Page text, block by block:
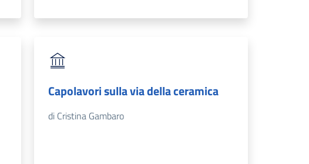
Capolavori sulla via della ceramica
di Cristina Gambaro